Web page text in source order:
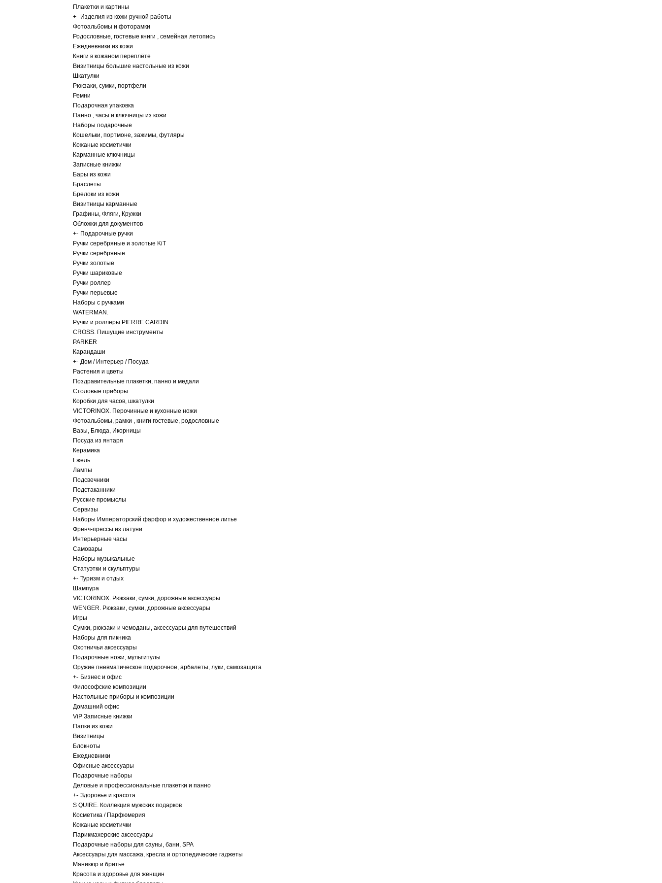
Плакетки и картины
+- Изделия из кожи ручной работы
Фотоальбомы и фоторамки
Родословные, гостевые книги , семейная летопись
Ежедневники из кожи
Книги в кожаном переплёте
Визитницы большие настольные из кожи
Шкатулки
Рюкзаки, сумки, портфели
Ремни
Подарочная упаковка
Панно , часы и ключницы из кожи
Наборы подарочные
Кошельки, портмоне, зажимы, футляры
Кожаные косметички
Карманные ключницы
Записные книжки
Бары из кожи
Браслеты
Брелоки из кожи
Визитницы карманные
Графины, Фляги, Кружки
Обложки для документов
+- Подарочные ручки
Ручки серебряные и золотые KiT
Ручки серебряные
Ручки золотые
Ручки шариковые
Ручки роллер
Ручки перьевые
Наборы с ручками
WATERMAN.
Ручки и роллеры PIERRE CARDIN
CROSS. Пишущие инструменты
PARKER
Карандаши
+- Дом / Интерьер / Посуда
Растения и цветы
Поздравительные плакетки, панно и медали
Столовые приборы
Коробки для часов, шкатулки
VICTORINOX. Перочинные и кухонные ножи
Фотоальбомы, рамки , книги гостевые, родословные
Вазы, Блюда, Икорницы
Посуда из янтаря
Керамика
Гжель
Лампы
Подсвечники
Подстаканники
Русские промыслы
Сервизы
Наборы Императорский фарфор и художественное литье
Френч-прессы из латуни
Интерьерные часы
Самовары
Наборы музыкальные
Статуэтки и скульптуры
+- Туризм и отдых
Шампура
VICTORINOX. Рюкзаки, сумки, дорожные аксессуары
WENGER. Рюкзаки, сумки, дорожные аксессуары
Игры
Сумки, рюкзаки и чемоданы, аксессуары для путешествий
Наборы для пикника
Охотничьи аксессуары
Подарочные ножи, мультитулы
Оружие пневматическое подарочное, арбалеты, луки, самозащита
+- Бизнес и офис
Философские композиции
Настольные приборы и композиции
Домашний офис
ViP Записные книжки
Папки из кожи
Визитницы
Блокноты
Ежедневники
Офисные аксессуары
Подарочные наборы
Деловые и профессиональные плакетки и панно
+- Здоровье и красота
S QUIRE. Коллекция мужских подарков
Косметика / Парфюмерия
Кожаные косметички
Парикмахерские аксессуары
Подарочные наборы для сауны, бани, SPA
Аксессуары для массажа, кресла и ортопедические гаджеты
Маникюр и бритье
Красота и здоровье для женщин